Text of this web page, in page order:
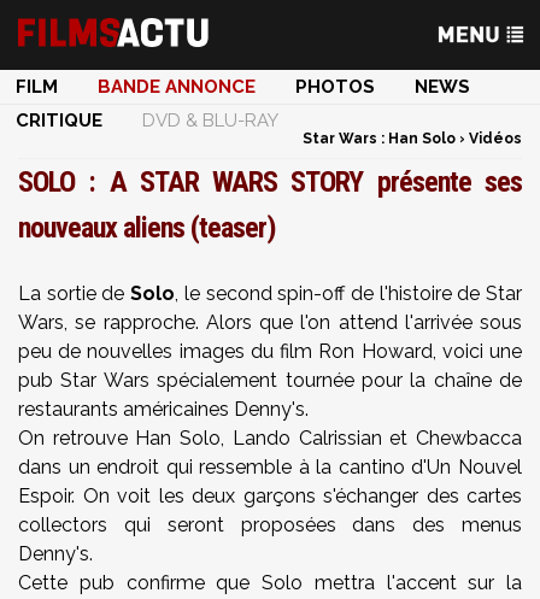
FILM BANDE ANNONCE PHOTOS
NEWS
CRITIQUE
DVD & BLU-RAY
Star Wars : Han Solo › Vidéos
SOLO : A STAR WARS STORY présente ses
nouveaux aliens (teaser)
La sortie deSolo, le second spin-off de l'histoire de Star
Wars, se rapproche. Alors que l'on attend l'arrivée sous
peu de nouvelles images du film Ron Howard, voici une
pub Star Wars spécialement tournée pour la chaîne de
restaurants américaines Denny's.
On retrouve Han Solo, Lando Calrissian et Chewbacca
dans un endroit qui ressemble à la cantino d'Un Nouvel
Espoir. On voit les deux garçons s'échanger des cartes
collectors qui seront proposées dans des menus
Denny's.
Cette pub confirme que Solo mettra l'accent sur la